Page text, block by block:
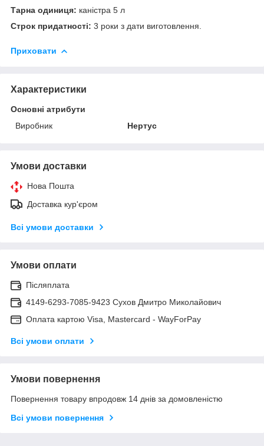
Тарна одиниця: каністра 5 л
Строк придатності: 3 роки з дати виготовлення.
Приховати
Характеристики
Основні атрибути
Виробник
Нертус
Умови доставки
Нова Пошта
Доставка кур'єром
Всі умови доставки
Умови оплати
Післяплата
4149-6293-7085-9423 Сухов Дмитро Миколайович
Оплата картою Visa, Mastercard - WayForPay
Всі умови оплати
Умови повернення
Повернення товару впродовж 14 днів за домовленістю
Всі умови повернення